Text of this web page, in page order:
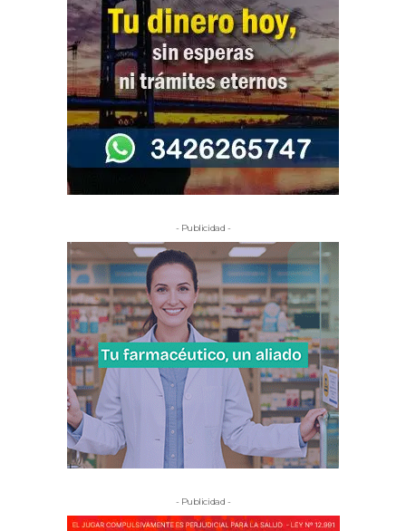
- Publicidad -
- Publicidad -